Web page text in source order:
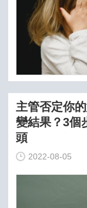
主管否定你
變結果？3個
頭
2022-08-05